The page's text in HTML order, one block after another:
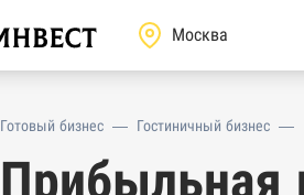
Готовый бизнес — Гостиничный бизнес —
Прибыльная